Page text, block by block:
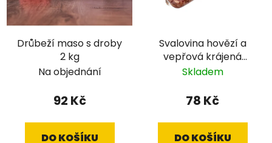
Drůbeží maso s droby
2 kg
Na objednání
92 Kč
DO KOŠÍKU
Svalovina hovězí a
vepřová krájená
salám 700 g
Skladem
78 Kč
DO KOŠÍKU